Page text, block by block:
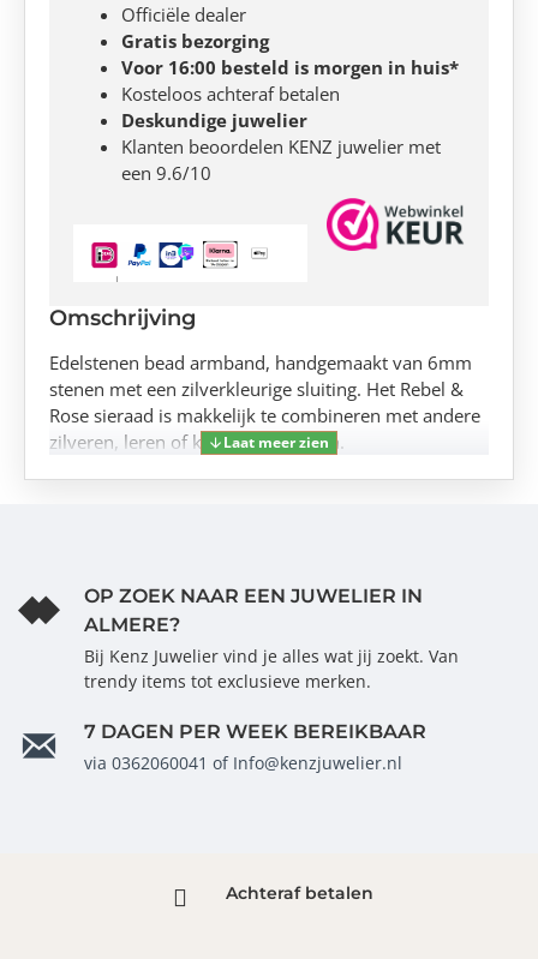
Officiële dealer
Gratis bezorging
Voor 16:00 besteld is morgen in huis*
Kosteloos achteraf betalen
Deskundige juwelier
Klanten beoordelen KENZ juwelier met
een 9.6/10
Omschrijving
Edelstenen bead armband, handgemaakt van 6mm
stenen met een zilverkleurige sluiting. Het Rebel &
Rose sieraad is makkelijk te combineren met andere
zilveren, leren of kralenarmbanden.
OP ZOEK NAAR EEN JUWELIER IN
ALMERE?
Bij Kenz Juwelier vind je alles wat jij zoekt. Van
trendy items tot exclusieve merken.
7 DAGEN PER WEEK BEREIKBAAR
via 0362060041 of Info@kenzjuwelier.nl
Achteraf betalen